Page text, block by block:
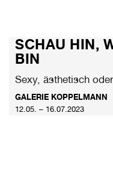
SCHAU HIN,
BIN
Sexy, ästhetisch
GALERIE KOPPELMANN
12.05. – 16.07.2023